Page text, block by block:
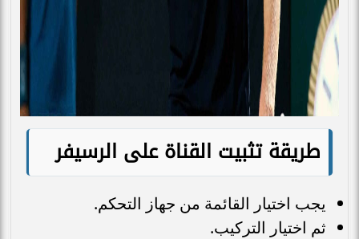
طريقة تثبيت القناة على الرسيفر
يجب اختيار القائمة من جهاز التحكم.
ثم اختيار التركيب.